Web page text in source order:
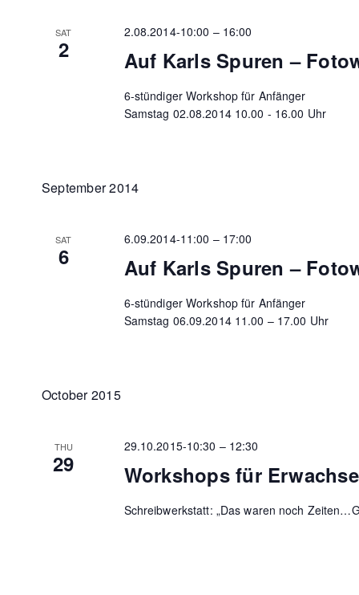
SAT
2 Auf Karls Spuren –
2.08.2014-10:00 – 16:00
6-stündiger Workshop für Anfänger
Samstag 02.08.2014 10.00 - 16.00 Uhr
September 2014
SAT
6 Auf Karls Spuren –
6.09.2014-11:00 – 17:00
6-stündiger Workshop für Anfänger
Samstag 06.09.2014 11.00 – 17.00 Uhr
October 2015
THU
29 Workshops für
29.10.2015-10:30 – 12:30
Schreibwerkstatt: „Das waren noch